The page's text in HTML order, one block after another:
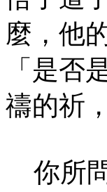
麼，他
「是否
禱的祈
你所